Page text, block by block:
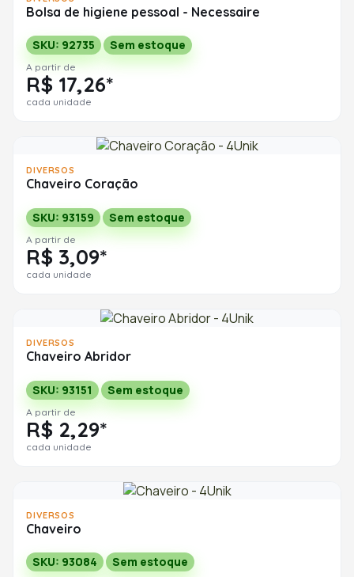
Bolsa de higiene pessoal - Necessaire
SKU: 92735 Sem estoque
A partir de
R$ 17,26*
cada unidade
DIVERSOS
Chaveiro Coração
SKU: 93159 Sem estoque
A partir de
R$ 3,09*
cada unidade
DIVERSOS
Chaveiro Abridor
SKU: 93151 Sem estoque
A partir de
R$ 2,29*
cada unidade
DIVERSOS
Chaveiro
SKU: 93084 Sem estoque